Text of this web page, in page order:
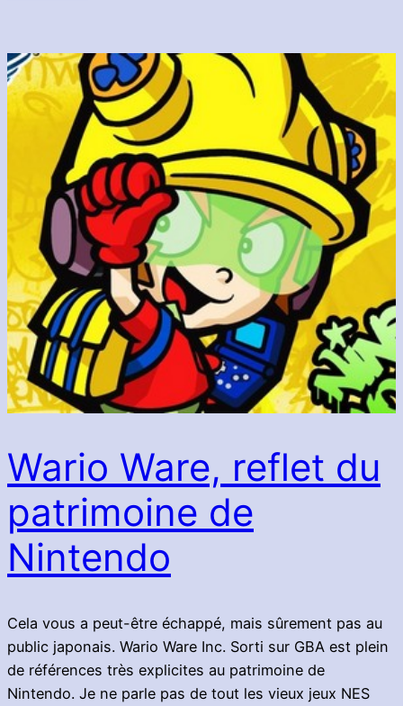
Wario Ware, reflet du
patrimoine de
Nintendo
Cela vous a peut-être échappé, mais sûrement pas au
public japonais. Wario Ware Inc. Sorti sur GBA est plein
de références très explicites au patrimoine de
Nintendo. Je ne parle pas de tout les vieux jeux NES